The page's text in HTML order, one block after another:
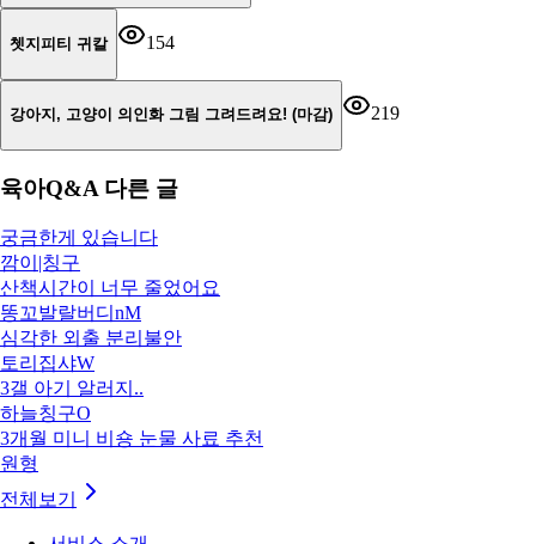
쳇지피티 귀칼 154
강아지, 고양이 의인화 그림 그려드려요! (마감) 219
육아Q&A 다른 글
궁금한게 있습니다
깜이|칭구
산책시간이 너무 줄었어요
똥꼬발랄버디nM
심각한 외출 분리불안
토리집샤W
3갤 아기 알러지..
하늘칭구O
3개월 미니 비숑 눈물 사료 추천
원형
전체보기